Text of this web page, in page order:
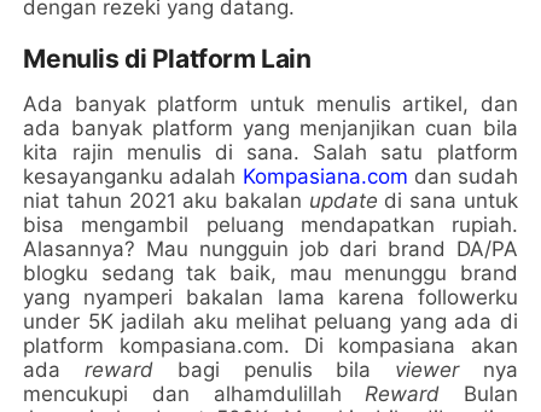
dengan rezeki yang datang.
Menulis di Platform Lain
Ada banyak platform untuk menulis artikel, dan
ada banyak platform yang menjanjikan cuan bila
kita rajin menulis di sana. Salah satu platform
kesayanganku adalah Kompasiana.com dan sudah
niat tahun 2021 aku bakalan update di sana untuk
bisa mengambil peluang mendapatkan rupiah.
Alasannya? Mau nungguin job dari brand DA/PA
blogku sedang tak baik, mau menunggu brand
yang nyamperi bakalan lama karena followerku
under 5K jadilah aku melihat peluang yang ada di
platform kompasiana.com. Di kompasiana akan
adareward bagi penulis bila viewernya
mencukupi dan alhamdulillahReward Bulan